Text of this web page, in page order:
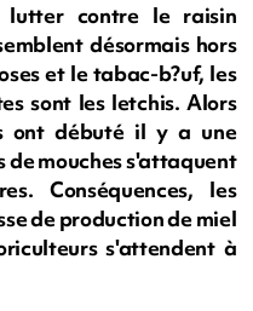
lutter contre le raisin
désormais hors
et le tabac-b?uf, les
sont les letchis. Alors
ont débuté il y a une
de mouches s'attaquent
Conséquences, les
de production de miel
s'attendent à